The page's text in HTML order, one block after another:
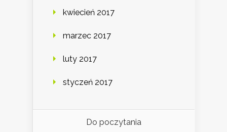
kwiecień 2017
marzec 2017
luty 2017
styczeń 2017
Do poczytania